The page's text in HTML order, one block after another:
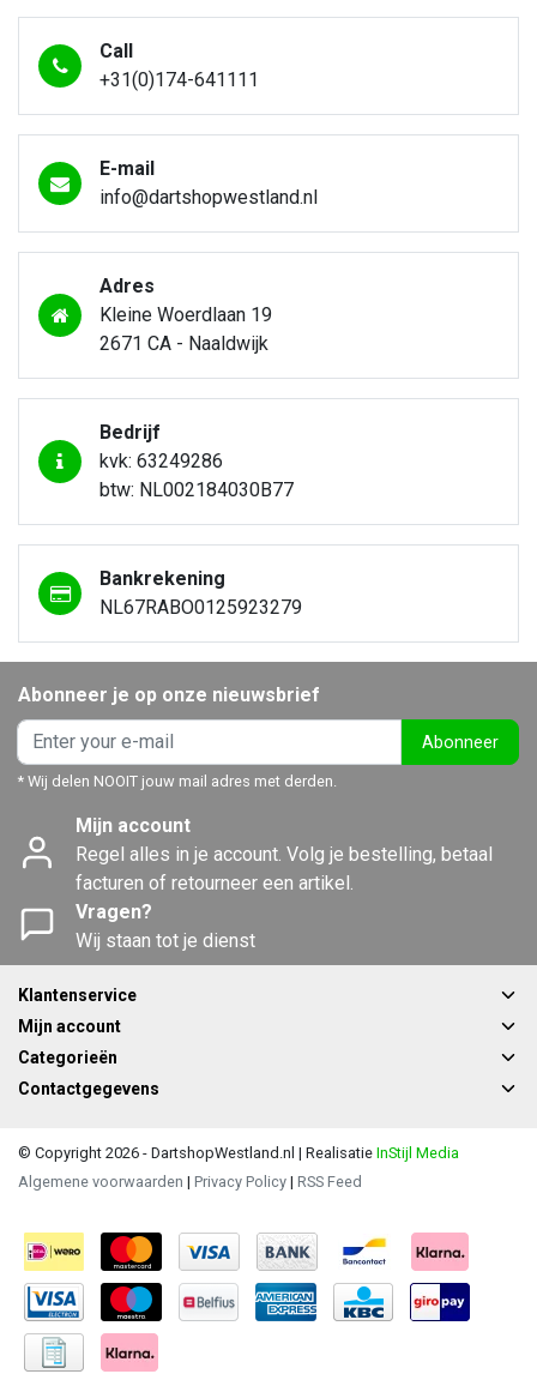
Call
+31(0)174-641111
E-mail
info@dartshopwestland.nl
Adres
Kleine Woerdlaan 19
2671 CA - Naaldwijk
Bedrijf
kvk: 63249286
btw: NL002184030B77
Bankrekening
NL67RABO0125923279
Abonneer je op onze nieuwsbrief
Abonneer
* Wij delen NOOIT jouw mail adres met derden.
Mijn account
Regel alles in je account. Volg je bestelling, betaal
facturen of retourneer een artikel.
Vragen?
Wij staan tot je dienst
Klantenservice
Mijn account
Categorieën
Contactgegevens
© Copyright 2026 - DartshopWestland.nl | Realisatie InStijl Media
Algemene voorwaarden | Privacy Policy | RSS Feed